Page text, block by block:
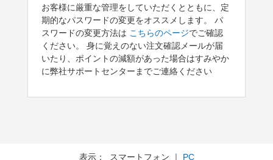
お客様に厳重な管理をしていただくとともに、定
期的なパスワードの変更をオススメします。 パ
スワードの変更方法は こちらのページでご確認
ください。 身に覚えのない注文確認メールが届
いたり、ポイントの減額があった場合はすみやか
に弊社サポートセンターまでご連絡ください
表示： スマートフォン ｜ PC